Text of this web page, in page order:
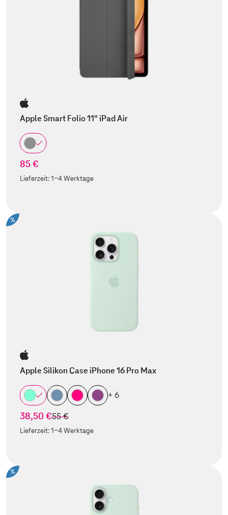
Apple Smart Folio 11" iPad Air
85 €
Lieferzeit:1-4 Werktage
%
Apple Silikon Case iPhone 16 Pro Max
+ 6
38,50 €statt
55 €
Lieferzeit:1-4 Werktage
%